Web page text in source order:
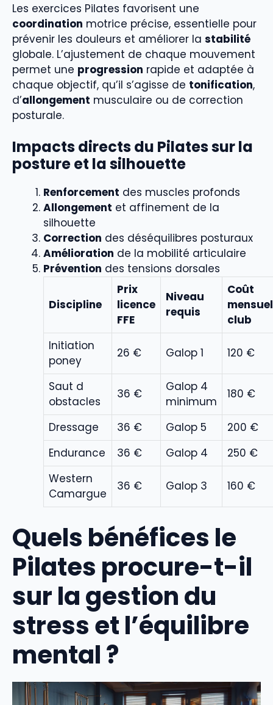
Les exercices Pilates favorisent une
coordination motrice précise, essentielle pour
prévenir les douleurs et améliorer la stabilité
globale. L’ajustement de chaque mouvement
permet une progression rapide et adaptée à
chaque objectif, qu’il s’agisse de tonification,
d’allongement musculaire ou de correction
posturale.
Impacts directs du Pilates sur la
posture et la silhouette
Renforcement des muscles profonds
Allongement et affinement de la
silhouette
Correction des déséquilibres posturaux
Amélioration de la mobilité articulaire
Prévention des tensions dorsales
Discipline
Prix
licence
FFE
Niveau
requis
Coût
mensuel
club
Initiation
poney
26 € Galop 1 120 €
Saut d
obstacles
36 €
Galop 4
minimum
180 €
Dressage 36 € Galop 5
200 €
Endurance
36 € Galop 4
250 €
Western
Camargue
36 € Galop 3 160 €
Quels bénéfices le
Pilates procure-t-il
sur la gestion du
stress et l’équilibre
mental ?